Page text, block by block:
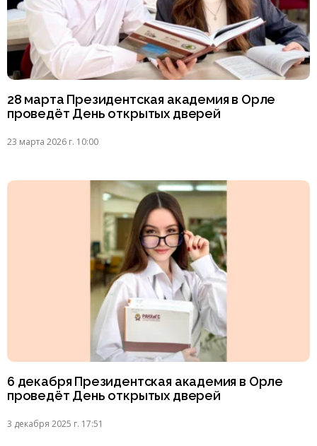
28 марта Президентская академия в Орле
проведёт День открытых дверей
23 марта 2026 г. 10:00
6 декабря Президентская академия в Орле
проведёт День открытых дверей
3 декабря 2025 г. 17:51